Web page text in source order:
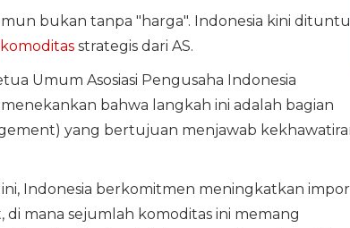
bukan tanpa "harga". Indonesia kini
komoditasstrategis dari AS.
Umum Asosiasi Pengusaha Indonesia
bahwa langkah ini adalah bagian
yang bertujuan menjawab
Indonesia berkomitmen meningkatkan impor
mana sejumlah komoditas ini memang